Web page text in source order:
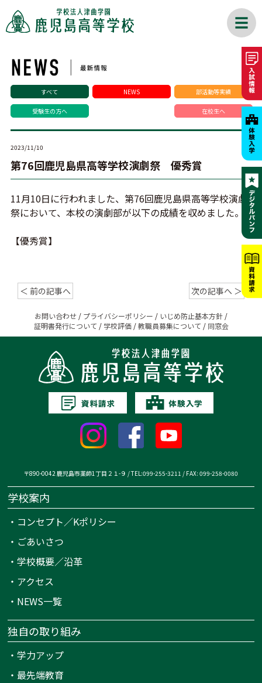
すべて NEWS 部活動等実績
受験生の方へ 在校生へ
2023/11/10
第76回鹿児島県高等学校演劇祭 優秀賞
11月10日に行われました、第76回鹿児島県高等学校演劇
祭において、本校の演劇部が以下の成績を収めました。
【優秀賞】
＜ 前の記事へ 次の記事へ ＞
お問い合わせ / プライバシーポリシー / いじめ防止基本方針 /
証明書発行について / 学校評価/教職員募集について / 同窓会
〒890-0042 鹿児島市薬師1丁目２１-９ / TEL:099-255-3211 / FAX: 099-258-0080
学校案内
・ コンセプト／Kポリシー
・ ごあいさつ
・学校概要／沿革
・ アクセス
・ NEWS一覧
独自の取り組み
・学力アップ
・最先端教育